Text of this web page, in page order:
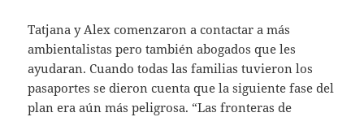
Tatjana y Alex comenzaron a contactar a más
ambientalistas pero también abogados que les
ayudaran. Cuando todas las familias tuvieron los
pasaportes se dieron cuenta que la siguiente fase del
plan era aún más peligrosa. “Las fronteras de